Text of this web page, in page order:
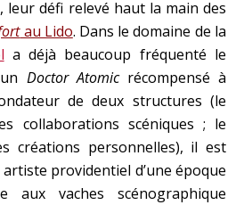
leur défi relevé haut la main des
au Lido. Dans le domaine de la
a déjà beaucoup fréquenté le
Doctor Atomicrécompensé à
de deux structures (le
collaborations scéniques ; le
créations personnelles), il est
providentiel d’une époque
aux vaches scénographique